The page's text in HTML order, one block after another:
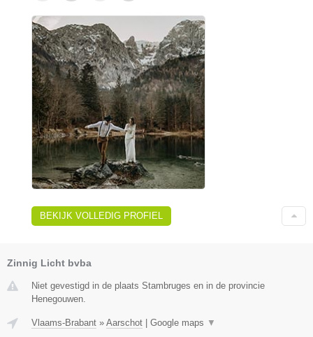
BEKIJK VOLLEDIG PROFIEL
Zinnig Licht bvba
Niet gevestigd in de plaats Stambruges en in de provincie
Henegouwen.
Vlaams-Brabant » Aarschot | Google maps ▼